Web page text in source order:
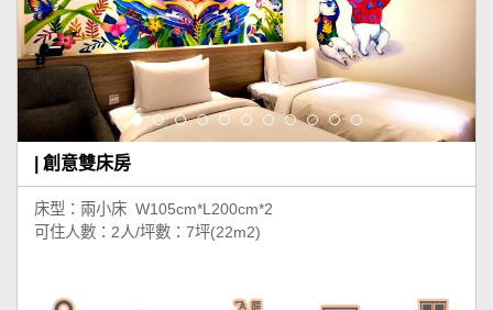
| 創意雙床房
床型：兩小床 W105cm*L200cm*2
可住人數：2人/坪數：7坪(22m2)